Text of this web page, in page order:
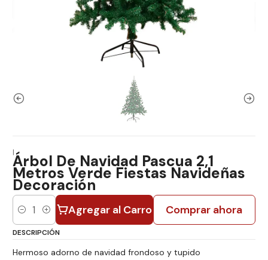
|Árbol De Navidad Pascua 2,1
Metros Verde Fiestas Navideñas
Decoración
Cantidad Agregar al Carro Comprar ahora
DESCRIPCIÓN
Hermoso adorno de navidad frondoso y tupido